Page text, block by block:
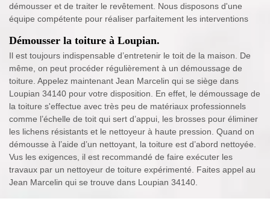
démousser et de traiter le revêtement. Nous disposons d'une
équipe compétente pour réaliser parfaitement les interventions
Démousser la toiture à Loupian.
Il est toujours indispensable d’entretenir le toit de la maison. De
même, on peut procéder régulièrement à un démoussage de
toiture. Appelez maintenant Jean Marcelin qui se siège dans
Loupian 34140 pour votre disposition. En effet, le démoussage de
la toiture s'effectue avec très peu de matériaux professionnels
comme l’échelle de toit qui sert d’appui, les brosses pour éliminer
les lichens résistants et le nettoyeur à haute pression. Quand on
démousse à l’aide d’un nettoyant, la toiture est d’abord nettoyée.
Vus les exigences, il est recommandé de faire exécuter les
travaux par un nettoyeur de toiture expérimenté. Faites appel au
Jean Marcelin qui se trouve dans Loupian 34140.